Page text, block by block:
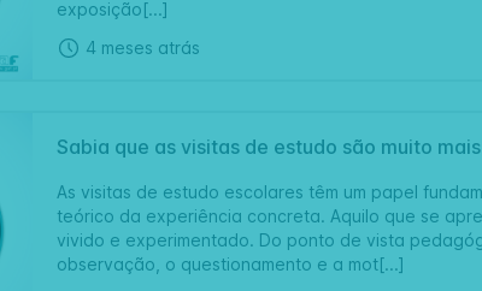
exposição[...]
4 meses atrás
Sabia que as visitas de estudo são muito
As visitas de estudo escolares têm um papel
teórico da experiência concreta. Aquilo que se
vivido e experimentado. Do ponto de vista
observação, o questionamento e a mot[...]